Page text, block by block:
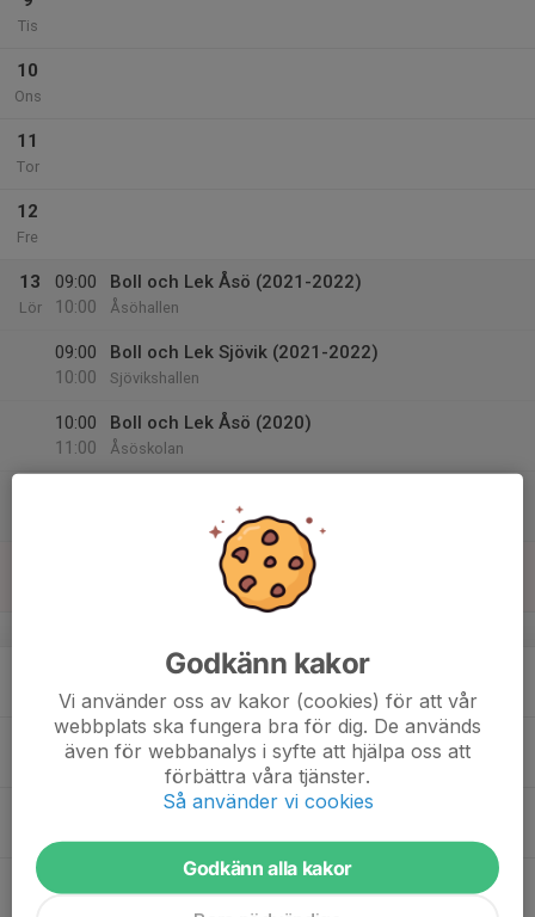
Tis
10
Ons
11
Tor
12
Fre
13
Lör
09:00
10:00
Boll och Lek Åsö (2021-2022)
Åsöhallen
09:00
10:00
Boll och Lek Sjövik (2021-2022)
Sjövikshallen
10:00
11:00
Boll och Lek Åsö (2020)
Åsöskolan
18
Godkänn kakor
Vi använder oss av kakor (cookies) för att vår
webbplats ska fungera bra för dig. De används
även för webbanalys i syfte att hjälpa oss att
förbättra våra tjänster.
Så använder vi cookies
Godkänn alla kakor